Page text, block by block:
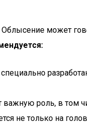
может
роль, в том
не только на